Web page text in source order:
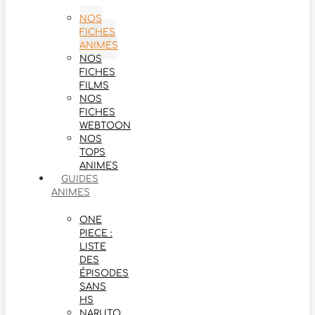
NOS
FICHES
ANIMES
NOS
FICHES
FILMS
NOS
FICHES
WEBTOON
NOS
TOPS
ANIMES
GUIDES
ANIMES
ONE
PIECE :
LISTE
DES
ÉPISODES
SANS
HS